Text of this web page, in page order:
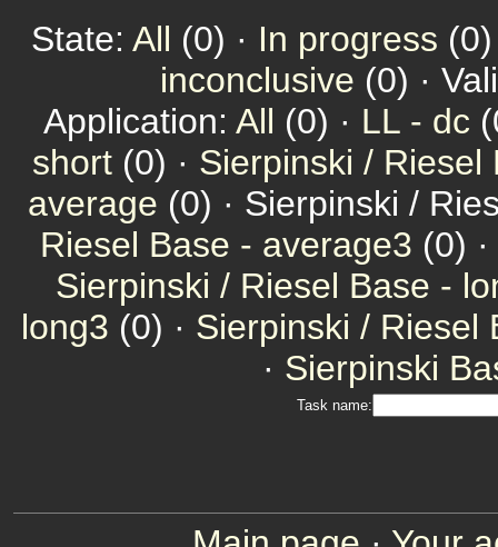
State: All (0) · In progress
inconclusive (0) ·
Application: All (0) · LL - dc
short (0) · Sierpinski / Riesel
average (0) · Sierpinski /
Riesel Base - average3 (0) ·
Sierpinski / Riesel Base -
long3 (0) · Sierpinski / Riesel
· Sierpinski
Task name: